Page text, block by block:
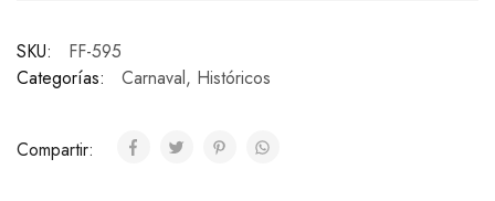
SKU:
FF-595
Categorías:
Carnaval, Históricos
Compartir: